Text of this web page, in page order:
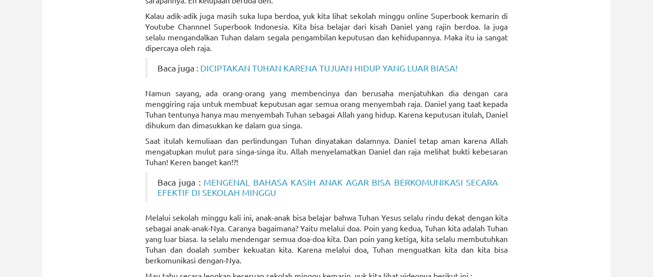
Kalau adik-adik juga masih suka lupa berdoa, yuk kita lihat sekolah minggu online Superbook kemarin di
Youtube Channnel Superbook Indonesia. Kita bisa belajar dari kisah Daniel yang rajin berdoa. Ia juga
selalu mengandalkan Tuhan dalam segala pengambilan keputusan dan kehidupannya. Maka itu ia sangat
dipercaya oleh raja.
Baca juga : DICIPTAKAN TUHAN KARENA TUJUAN HIDUP YANG LUAR BIASA!
Namun sayang, ada orang-orang yang membencinya dan berusaha menjatuhkan dia dengan cara
menggiring raja untuk membuat keputusan agar semua orang menyembah raja. Daniel yang taat kepada
Tuhan tentunya hanya mau menyembah Tuhan sebagai Allah yang hidup. Karena keputusan itulah, Daniel
dihukum dan dimasukkan ke dalam gua singa.
Saat itulah kemuliaan dan perlindungan Tuhan dinyatakan dalamnya. Daniel tetap aman karena Allah
mengatupkan mulut para singa-singa itu. Allah menyelamatkan Daniel dan raja melihat bukti kebesaran
Tuhan! Keren banget kan!?!
Baca juga : MENGENAL BAHASA KASIH ANAK AGAR BISA BERKOMUNIKASI SECARA
EFEKTIF DI SEKOLAH MINGGU
Melalui sekolah minggu kali ini, anak-anak bisa belajar bahwa Tuhan Yesus selalu rindu dekat dengan kita
sebagai anak-anak-Nya. Caranya bagaimana? Yaitu melalui doa. Poin yang kedua, Tuhan kita adalah Tuhan
yang luar biasa. Ia selalu mendengar semua doa-doa kita. Dan poin yang ketiga, kita selalu membutuhkan
Tuhan dan doalah sumber kekuatan kita. Karena melalui doa, Tuhan menguatkan kita dan kita bisa
berkomunikasi dengan-Nya.